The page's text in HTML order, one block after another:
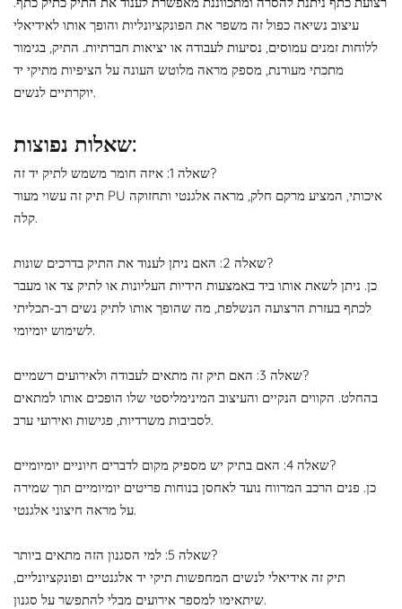
עיצוב נשיאה כפול זה משפר את הפונקציונליות והופך אותו לאידיאלי
ללוחות זמנים עמוסים, נסיעות לעבודה או יציאות חברתיות. התיק, בגימור
מתכתי מעודנת, מספק מראה מלוטש העונה על הציפיות מתיקי יד
יוקרתיים לנשים.
שאלות נפוצות:
שאלה 1: איזה חומר משמש לתיק יד זה?
תיק זה עשוי מעור PU איכותי, המציע מרקם חלק, מראה אלגנטי ותחזוקה
קלה.
שאלה 2: האם ניתן לענוד את התיק בדרכים שונות?
כן. ניתן לשאת אותו ביד באמצעות הידיות העליונות או לתיק צד או מעבר
לכתף בעזרת הרצועה הנשלפת, מה שהופך אותו לתיק נשים רב-תכליתי
לשימוש יומיומי.
שאלה 3: האם תיק זה מתאים לעבודה ולאירועים רשמיים?
בהחלט. הקווים הנקיים והעיצוב המינימליסטי שלו הופכים אותו למתאים
לסביבות משרדיות, פגישות ואירועי ערב.
שאלה 4: האם בתיק יש מספיק מקום לדברים חיוניים יומיומיים?
כן. פנים הרכב המרווח נועד לאחסן בנוחות פריטים יומיומיים תוך שמירה
על מראה חיצוני אלגנטי.
שאלה 5: למי הסגנון הזה מתאים ביותר?
תיק זה אידיאלי לנשים המחפשות תיקי יד אלגנטיים ופונקציונליים,
שיתאימו למספר אירועים מבלי להתפשר על סגנון.